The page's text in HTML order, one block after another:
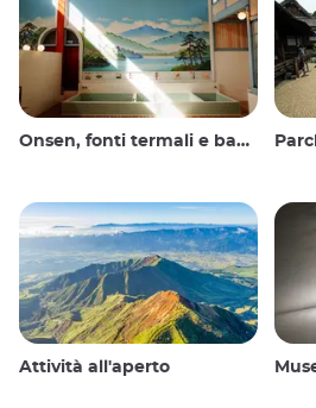
Onsen, fonti termali e bagni pubblici
Attività all'aperto